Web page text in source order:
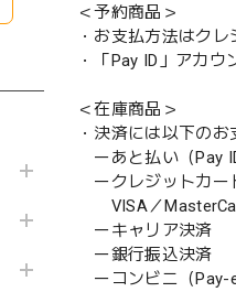
＜予約商品＞
・お支払方法はク
・「Pay ID」アカウ
＜在庫商品＞
・決済には以下の
ーあと払い（Pay
ークレジットカー
VISA／
ーキャリア決済
ー銀行振込決済
ーコンビニ（Pay-